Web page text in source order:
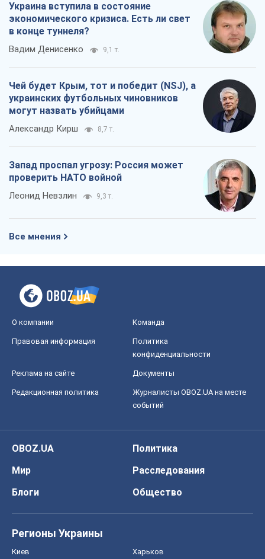
Украина вступила в состояние
экономического кризиса. Есть ли свет
в конце туннеля?
Вадим Денисенко 9,1 т.
Чей будет Крым, тот и победит (NSJ), а
украинских футбольных чиновников
могут назвать убийцами
Александр Кирш 8,7 т.
Запад проспал угрозу: Россия может
проверить НАТО войной
Леонид Невзлин 9,3 т.
Все мнения
О компании Команда
Правовая информация
Политика
конфиденциальности
Реклама на сайте Документы
Редакционная политика
Журналисты OBOZ.UA на месте
событий
OBOZ.UA
Политика
Мир
Расследования
Блоги
Общество
Регионы Украины
Киев Харьков